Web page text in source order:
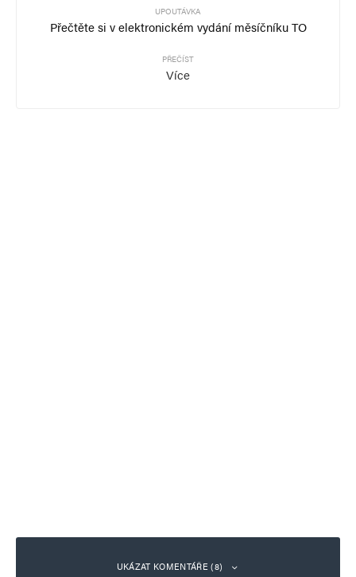
UPOUTÁVKA
Přečtěte si v elektronickém vydání měsíčníku TO
PŘEČÍST
Více
UKÁZAT KOMENTÁŘE (8)